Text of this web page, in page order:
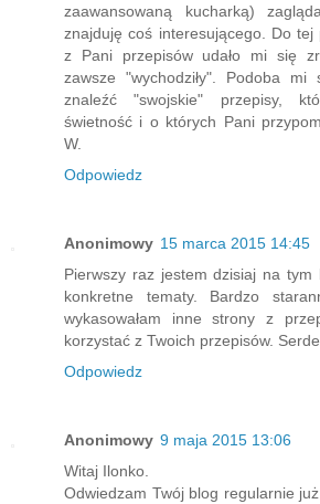
zaawansowaną kucharką)
znajduję coś interesującego. Do
z Pani przepisów udało mi się
zawsze "wychodziły". Podoba
znaleźć "swojskie" przepisy,
świetność i o których Pani
W.
Odpowiedz
Anonimowy 15 marca 2015 14:45
Pierwszy raz jestem dzisiaj na tym
konkretne tematy. Bardzo
wykasowałam inne strony z
korzystać z Twoich przepisów.
Odpowiedz
Anonimowy 9 maja 2015 13:06
Witaj Ilonko.
Odwiedzam Twój blog regularnie